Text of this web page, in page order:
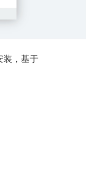
装，基于